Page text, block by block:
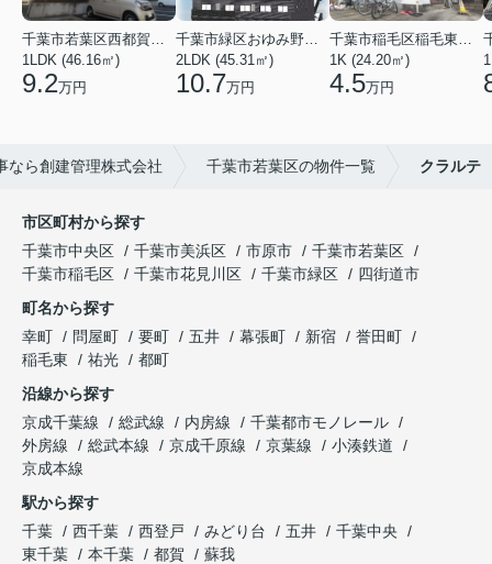
1LDK (46.16㎡)
9.2万円
2LDK (45.31㎡)
10.7万円
1K (24.20㎡)
4.5万円
なら創建管理株式会社 千葉市若葉区の物件一覧 クラルテ
市区町村から探す
千葉市中央区
千葉市美浜区 市原市
千葉市若葉区
千葉市稲毛区
千葉市花見川区 千葉市緑区
四街道市
町名から探す
幸町
問屋町 要町 五井 幕張町 新宿
誉田町
稲毛東
祐光
都町
沿線から探す
京成千葉線
総武線 内房線
千葉都市モノレール
外房線
総武本線 京成千原線 京葉線
小湊鉄道
京成本線
駅から探す
千葉
西千葉 西登戸 みどり台 五井
千葉中央
東千葉
本千葉 都賀 蘇我